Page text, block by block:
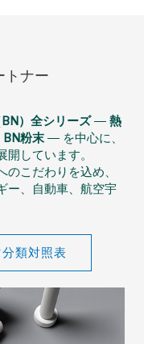
トナー
）全シリーズ― 熱
BN粉末 ― を中心に、
しています。
のこだわりを込め、
ー、自動車、航空宇
類対照表